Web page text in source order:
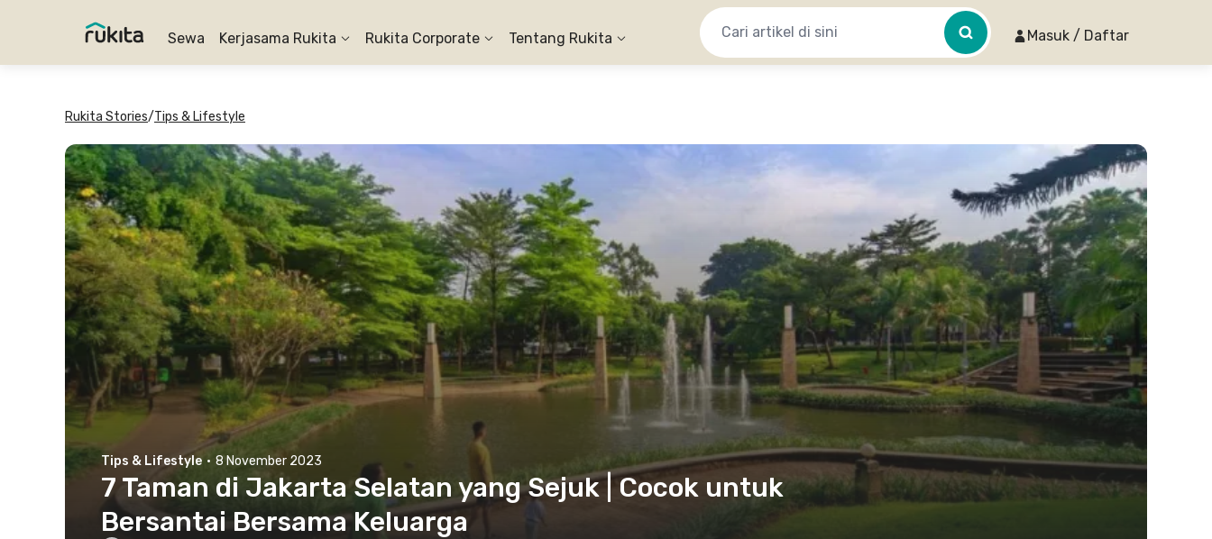
Sewa Kerjasama Rukita Rukita Corporate Tentang Rukita Masuk / Daftar
Rukita Stories/Tips & Lifestyle
Tips & Lifestyle · 8 November 2023
7 Taman di Jakarta Selatan yang Sejuk | Cocok untuk
Bersantai Bersama Keluarga